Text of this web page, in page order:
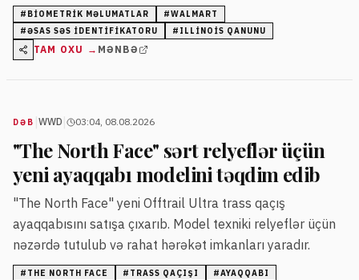
məhkəməyə verilib. Şikayətçi bu halda özünün biometrik
məlumatlarının qanunsuz toplanmasından narahatdır.
# BIOMETRIK MƏLUMATLAR #WALMART
#ƏSAS SƏS IDENTIFIKATORU # ILLINOIS QANUNU
TAM OXU → MƏNBƏ
DƏB WWD 03:04, 08.08.2026
"The North Face" sərt relyeflər üçün
yeni ayaqqabı modelini təqdim edib
"The North Face" yeni Offtrail Ultra trass qaçış
ayaqqabısını satışa çıxarıb. Model texniki relyeflər üçün
nəzərdə tutulub və rahat hərəkət imkanları yaradır.
# THE NORTH FACE # TRASS QAÇIŞI #AYAQQABI